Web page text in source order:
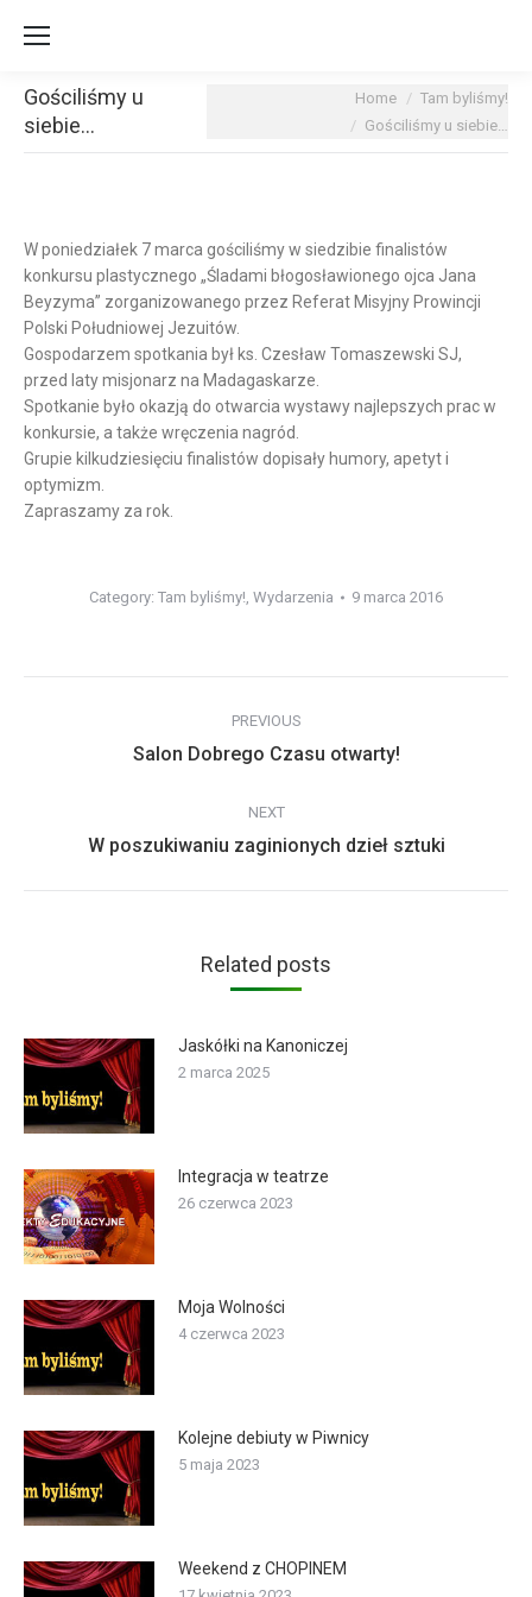
Gościliśmy u
siebie…
Home
Tam byliśmy!
Gościliśmy u siebie…
W poniedziałek 7 marca gościliśmy w siedzibie finalistów
konkursu plastycznego „Śladami błogosławionego ojca Jana
Beyzyma” zorganizowanego przez Referat Misyjny Prowincji
Polski Południowej Jezuitów.
Gospodarzem spotkania był ks. Czesław Tomaszewski SJ,
przed laty misjonarz na Madagaskarze.
Spotkanie było okazją do otwarcia wystawy najlepszych prac w
konkursie, a także wręczenia nagród.
Grupie kilkudziesięciu finalistów dopisały humory, apetyt i
optymizm.
Zapraszamy za rok.
Category: Tam byliśmy!, Wydarzenia 9 marca 2016
navigation
PREVIOUS
Previous
Salon Dobrego Czasu otwarty!
NEXT
Next
W poszukiwaniu zaginionych dzieł sztuki
Related posts
Jaskółki na Kanoniczej
2 marca 2025
Integracja w teatrze
26 czerwca 2023
Moja Wolności
4 czerwca 2023
Kolejne debiuty w Piwnicy
5 maja 2023
Weekend z CHOPINEM